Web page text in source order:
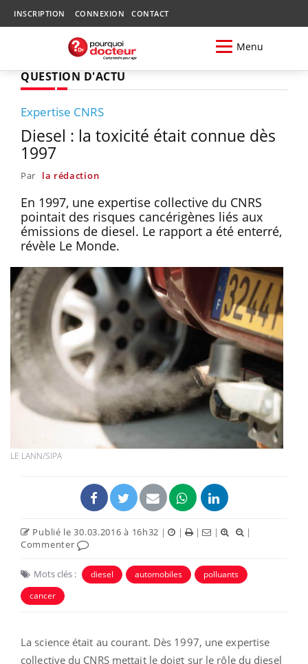
INSCRIPTION CONNEXION CONTACT
Menu
QUESTION D'ACTU
Expertise CNRS
Diesel : la toxicité était connue dès
1997
Par la rédaction
En 1997, une expertise collective du CNRS
pointait des risques cancérigènes liés aux
émissions de diesel. Le rapport a été enterré,
révèle Le Monde.
LE LANN/SIPA
Publié le 30.03.2016 à 16h32 | | | |
|
Commenter
Mots clés : diesel automobiles
polluants
cancer
La science était au courant. Dès 1997, une expertise
collective du CNRS mettait le doigt sur le rôle du diesel